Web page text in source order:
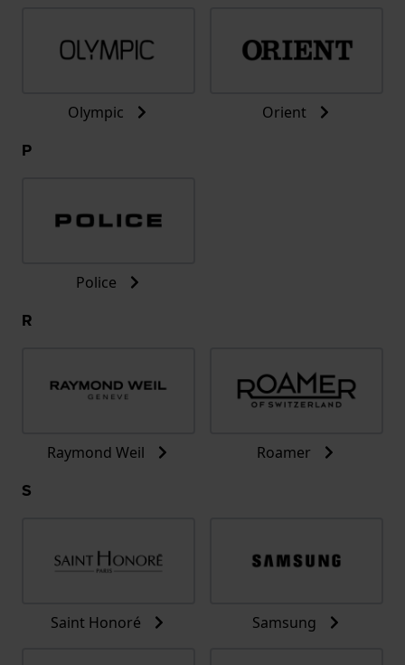
Olympic Orient
P
Police
R
Raymond Weil Roamer
S
Saint Honoré Samsung